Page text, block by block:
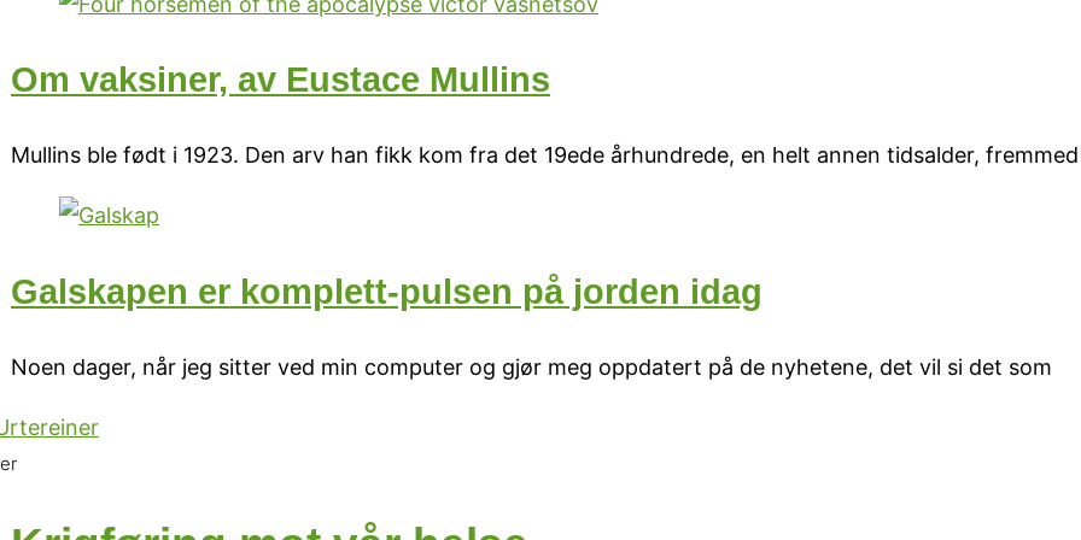
Om vaksiner, av Eustace Mullins
Mullins ble født i 1923. Den arv han fikk kom fra det 19ede århundrede, en helt annen tidsalder,
Galskapen er komplett-pulsen på jorden idag
Noen dager, når jeg sitter ved min computer og gjør meg oppdatert på de nyhetene, det vil si det som